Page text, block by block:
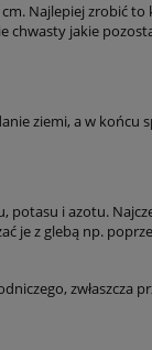
Najlepiej zrobić to
jakie
ziemi, a w końcu
potasu i azotu.
je z glebą np.
zwłaszcza